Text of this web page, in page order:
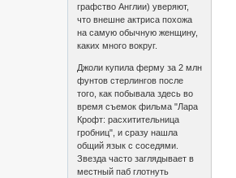
графство Англии) уверяют,
что внешне актриса похожа
на самую обычную женщину,
каких много вокруг.
Джоли купила ферму за 2 млн
фунтов стерлингов после
того, как побывала здесь во
время съемок фильма "Лара
Крофт: расхитительница
гробниц", и сразу нашла
общий язык с соседями.
Звезда часто заглядывает в
местный паб глотнуть